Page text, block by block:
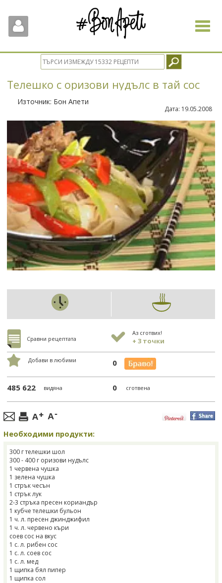
Toggle
Телешко с оризови нудълс в тай сос
Източник: Бон Апети
Дата: 19.05.2008
Сравни рецептата
Аз сготвих!
+ 3 точки
Добави в любими 0
485 622 видяна 0 сготвена
Необходими продукти:
300 г телешки шол
300 - 400 г оризови нудълс
1 червена чушка
1 зелена чушка
1 стрък чесън
1 стрък лук
2-3 стръка пресен кориандър
1 кубче телешки бульон
1 ч. л. пресен джинджифил
1 ч. л. червено къри
соев сос на вкус
1 с. л. рибен сос
1 с. л. соев сос
1 с. л. мед
1 щипка бял пипер
1 щипка сол